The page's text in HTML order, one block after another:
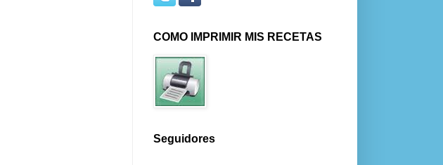
COMO IMPRIMIR MIS RECETAS
Seguidores